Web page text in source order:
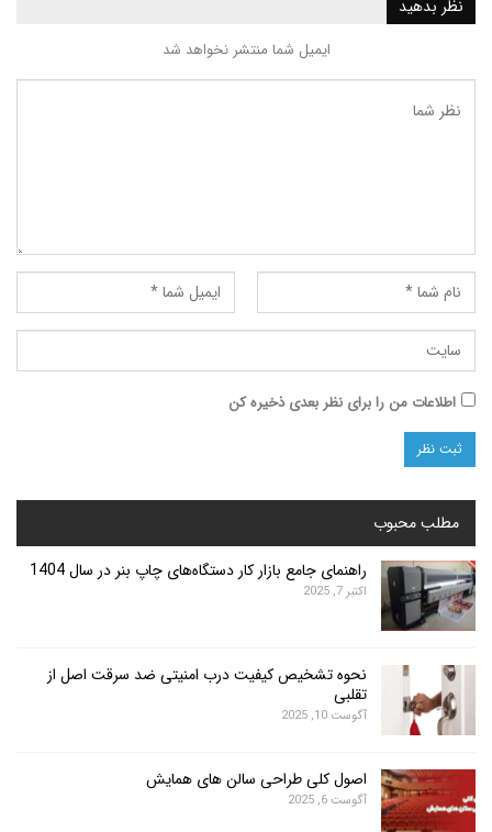
ایمیل شما منتشر نخواهد شد
من را برای نظر بعدی ذخیره کن
راهنمای جامع بازار کار دستگاه‌های چاپ بنر در سال 1404
اکتبر 7, 2025
نحوه تشخیص کیفیت درب امنیتی ضد سرقت اصل از
تقلبی
آگوست 10, 2025
اصول کلی طراحی سالن های همایش
آگوست 6, 2025